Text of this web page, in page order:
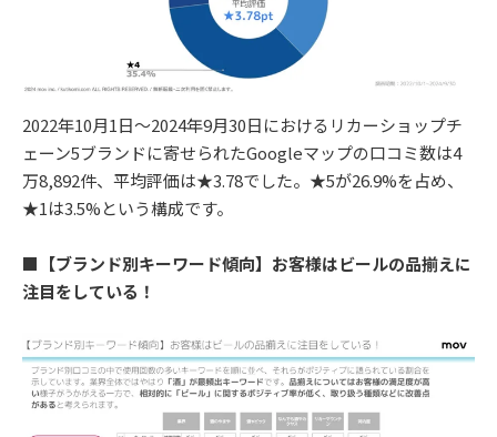
2022年10月1日〜2024年9月30日におけるリカーショップチ
ェーン5ブランドに寄せられたGoogleマップの口コミ数は4
万8,892件、平均評価は★3.78でした。★5が26.9%を占め、
★1は3.5%という構成です。
■ 【ブランド別キーワード傾向】お客様はビールの品揃えに
注目をしている！